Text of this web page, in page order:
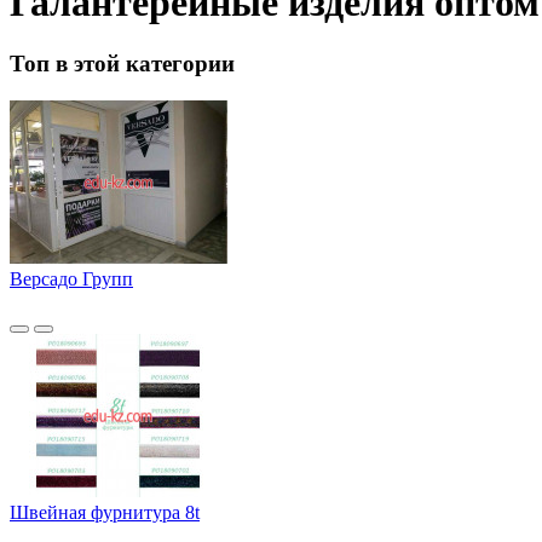
Топ в этой категории
Версадо Групп
Швейная фурнитура 8t